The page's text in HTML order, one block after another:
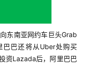
东南亚网约车巨头Grab
巴还将从Uber处购买
资Lazada后，阿里巴巴